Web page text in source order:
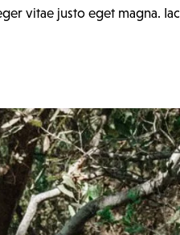
vitae justo eget magna.